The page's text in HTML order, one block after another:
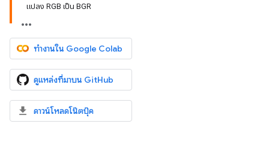
แปลง RGB เป็น BGR
ทำงานใน Google Colab
ดูแหล่งที่มาบน GitHub
ดาวน์โหลดโน๊ตบุ๊ค